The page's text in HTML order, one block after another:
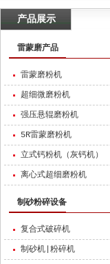
产品展示
雷蒙磨产品
雷蒙磨粉机
超细微磨粉机
强压悬辊磨粉机
5R雷蒙磨粉机
立式钙粉机（灰钙机）
离心式超细磨粉机
制砂粉碎设备
复合式破碎机
制砂机|粉碎机